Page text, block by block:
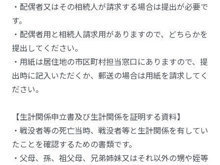
・配偶者又はその相続人が請求する場合は提出が必要で
す。
・配偶者用と相続人請求用がありますので、どちらかを
提出してください。
・用紙は居住地の市区町村担当窓口にありますので、提
出時に記入いただくか、郵送の場合は用紙を請求してく
ださい。
【生計関係申立書及び生計関係を証明する資料】
・戦没者等の死亡当時、戦没者等と生計関係を有してい
たことを確認するための書類です。
・父母、孫、祖父母、兄弟姉妹又はそれ以外の甥や姪等